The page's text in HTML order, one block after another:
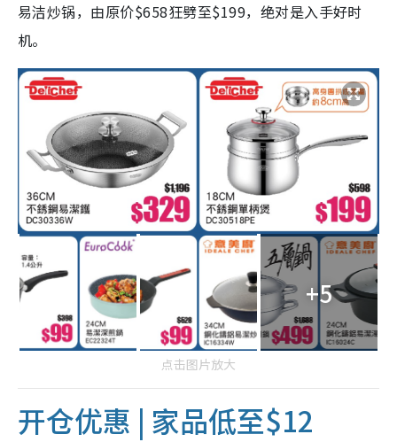
易洁炒锅，由原价$658狂劈至$199，绝对是入手好时
机。
+5
点击图片放大
开仓优惠 | 家品低至$12